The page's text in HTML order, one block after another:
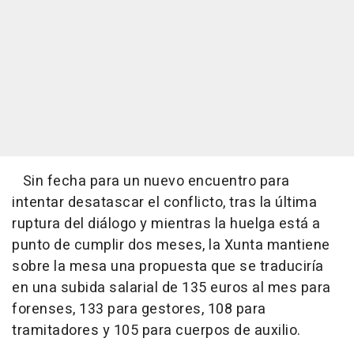
Sin fecha para un nuevo encuentro para
intentar desatascar el conflicto, tras la última
ruptura del diálogo y mientras la huelga está a
punto de cumplir dos meses, la Xunta mantiene
sobre la mesa una propuesta que se traduciría
en una subida salarial de 135 euros al mes para
forenses, 133 para gestores, 108 para
tramitadores y 105 para cuerpos de auxilio.